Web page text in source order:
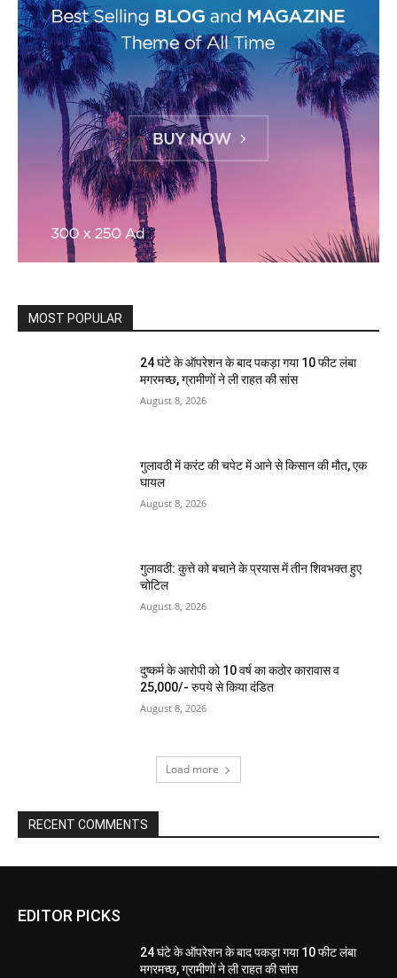
MOST POPULAR
24 घंटे के ऑपरेशन के बाद पकड़ा गया 10 फीट लंबा
मगरमच्छ, ग्रामीणों ने ली राहत की सांस
August 8, 2026
गुलावठी में करंट की चपेट में आने से किसान की मौत, एक
घायल
August 8, 2026
गुलावठी: कुत्ते को बचाने के प्रयास में तीन शिवभक्त हुए
चोटिल
August 8, 2026
दुष्कर्म के आरोपी को 10 वर्ष का कठोर कारावास व
25,000/- रुपये से किया दंडित
August 8, 2026
Load more
RECENT COMMENTS
EDITOR PICKS
24 घंटे के ऑपरेशन के बाद पकड़ा गया 10 फीट लंबा
मगरमच्छ, ग्रामीणों ने ली राहत की सांस